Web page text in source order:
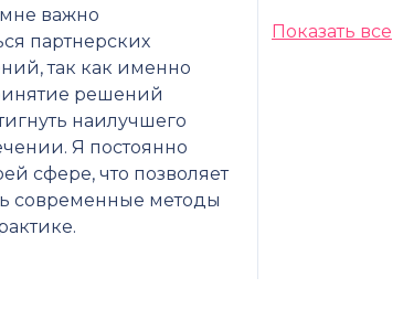
важно
партнерских
так как именно
решений
наилучшего
Я постоянно
сфере, что позволяет
современные методы
Показать все